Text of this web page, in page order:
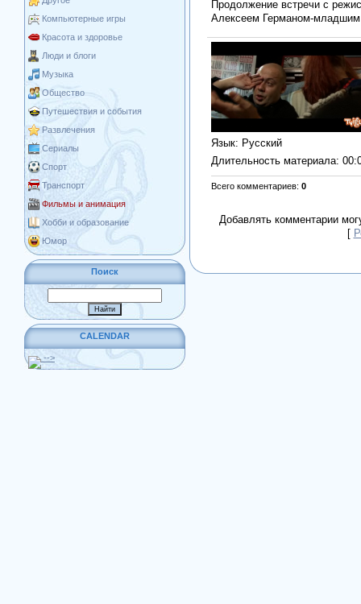
Компьютерные игры
Красота и здоровье
Люди и блоги
Музыка
Общество
Путешествия и события
Развлечения
Сериалы
Спорт
Транспорт
Фильмы и анимация
Хобби и образование
Юмор
Поиск
CALENDAR
-->
Продолжение встречи с
Алексеем Германом-
Язык: Русский
Длительность материала:
Всего комментариев: 0
Добавлять комментарии
[